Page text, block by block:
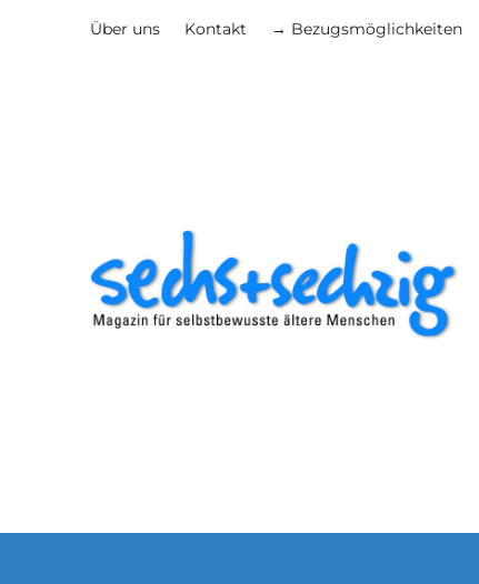
Über uns Kontakt → Bezugsmöglichkeiten